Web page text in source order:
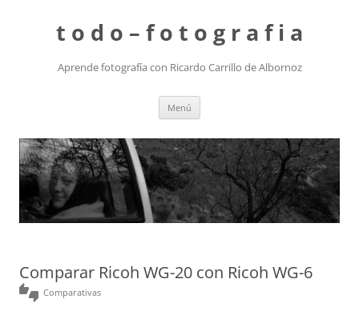
t o d o – f o t o g r a f i a
Aprende fotografía con Ricardo Carrillo de Albornoz
Menú
Comparar Ricoh WG-20 con Ricoh WG-6
thumbs_up_down Comparativas